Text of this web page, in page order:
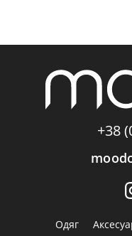
+38
Одяг